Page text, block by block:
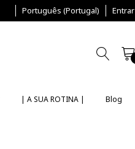
Português (Portugal) Entrar
| A SUA ROTINA | Blog